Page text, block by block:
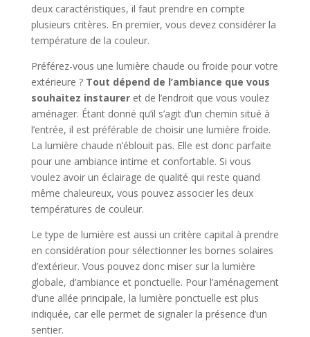
deux caractéristiques, il faut prendre en compte
plusieurs critères. En premier, vous devez considérer la
température de la couleur.
Préférez-vous une lumière chaude ou froide pour votre
extérieure ? Tout dépend de l’ambiance que vous
souhaitez instaureret de l’endroit que vous voulez
aménager. Étant donné qu’il s’agit d’un chemin situé à
l’entrée, il est préférable de choisir une lumière froide.
La lumière chaude n’éblouit pas. Elle est donc parfaite
pour une ambiance intime et confortable. Si vous
voulez avoir un éclairage de qualité qui reste quand
même chaleureux, vous pouvez associer les deux
températures de couleur.
Le type de lumière est aussi un critère capital à prendre
en considération pour sélectionner les bornes solaires
d’extérieur. Vous pouvez donc miser sur la lumière
globale, d’ambiance et ponctuelle. Pour l’aménagement
d’une allée principale, la lumière ponctuelle est plus
indiquée, car elle permet de signaler la présence d’un
sentier.